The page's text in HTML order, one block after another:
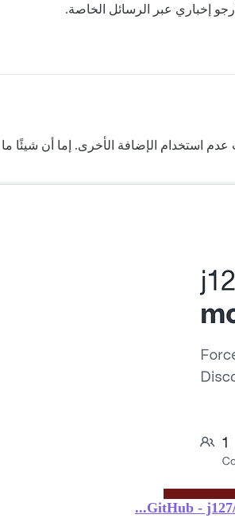
استخدام الإضافة الأخرى. إما أن شيئًا
GitHub -